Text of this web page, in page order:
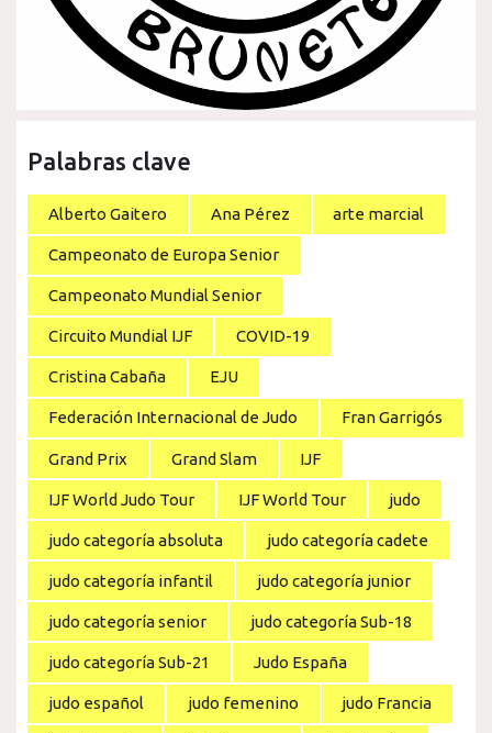
Palabras clave
Alberto Gaitero Ana Pérez arte marcial
Campeonato de Europa Senior
Campeonato Mundial Senior
Circuito Mundial IJF COVID-19
Cristina Cabaña EJU
Federación Internacional de Judo Fran Garrigós
Grand Prix Grand Slam IJF
IJF World Judo Tour IJF World Tour judo
judo categoría absoluta judo categoría cadete
judo categoría infantil judo categoría junior
judo categoría senior judo categoría Sub-18
judo categoría Sub-21 Judo España
judo español judo femenino judo Francia